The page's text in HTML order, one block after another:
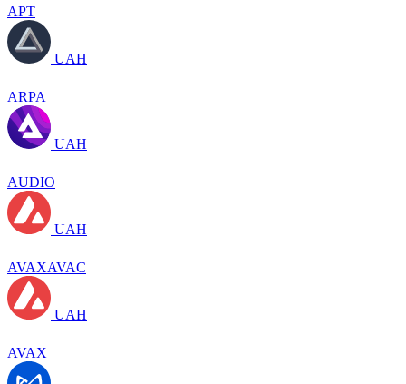
APT
UAH
ARPA
UAH
AUDIO
UAH
AVAXAVAC
UAH
AVAX